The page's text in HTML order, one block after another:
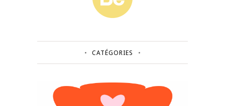
CATÉGORIES